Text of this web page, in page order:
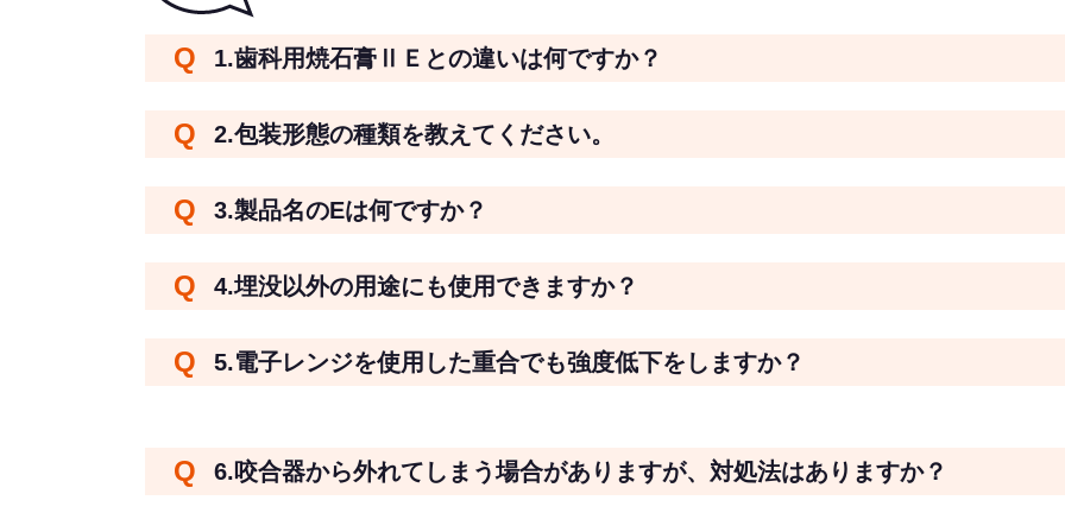
1.歯科用焼石膏ⅡＥとの違いは何ですか？
2.包装形態の種類を教えてください。
3.製品名のEは何ですか？
4.埋没以外の用途にも使用できますか？
5.電子レンジを使用した重合でも強度低下をしますか？
6.咬合器から外れてしまう場合がありますが、対処法はありますか？